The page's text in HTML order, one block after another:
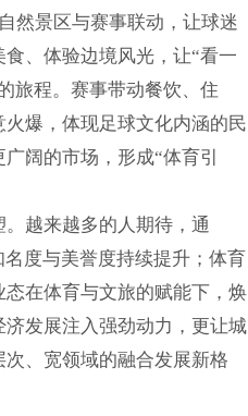
然景区与赛事联动，让球迷
、体验边境风光，让“看一
旅程。赛事带动餐饮、住
爆，体现足球文化内涵的民
阔的市场，形成“体育引
越来越多的人期待，通
度与美誉度持续提升；体育
在体育与文旅的赋能下，焕
发展注入强劲动力，更让城
、宽领域的融合发展新格